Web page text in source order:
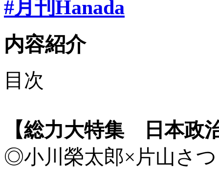
#月刊Hanada
内容紹介
目次
【総力大特集 日本政
◎小川榮太郎×片山さ